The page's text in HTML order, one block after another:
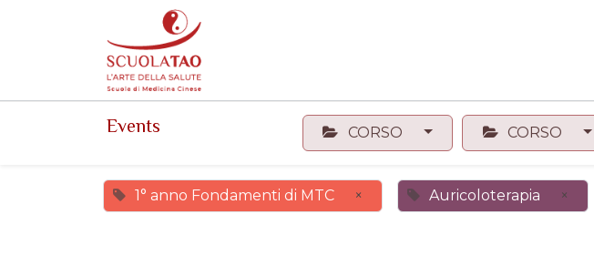
Events CORSO CORSO
1° anno Fondamenti di MTC × Auricoloterapia ×